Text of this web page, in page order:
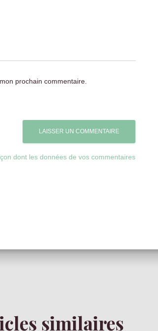
prochain commentaire.
dont les données de vos commentaires
similaires